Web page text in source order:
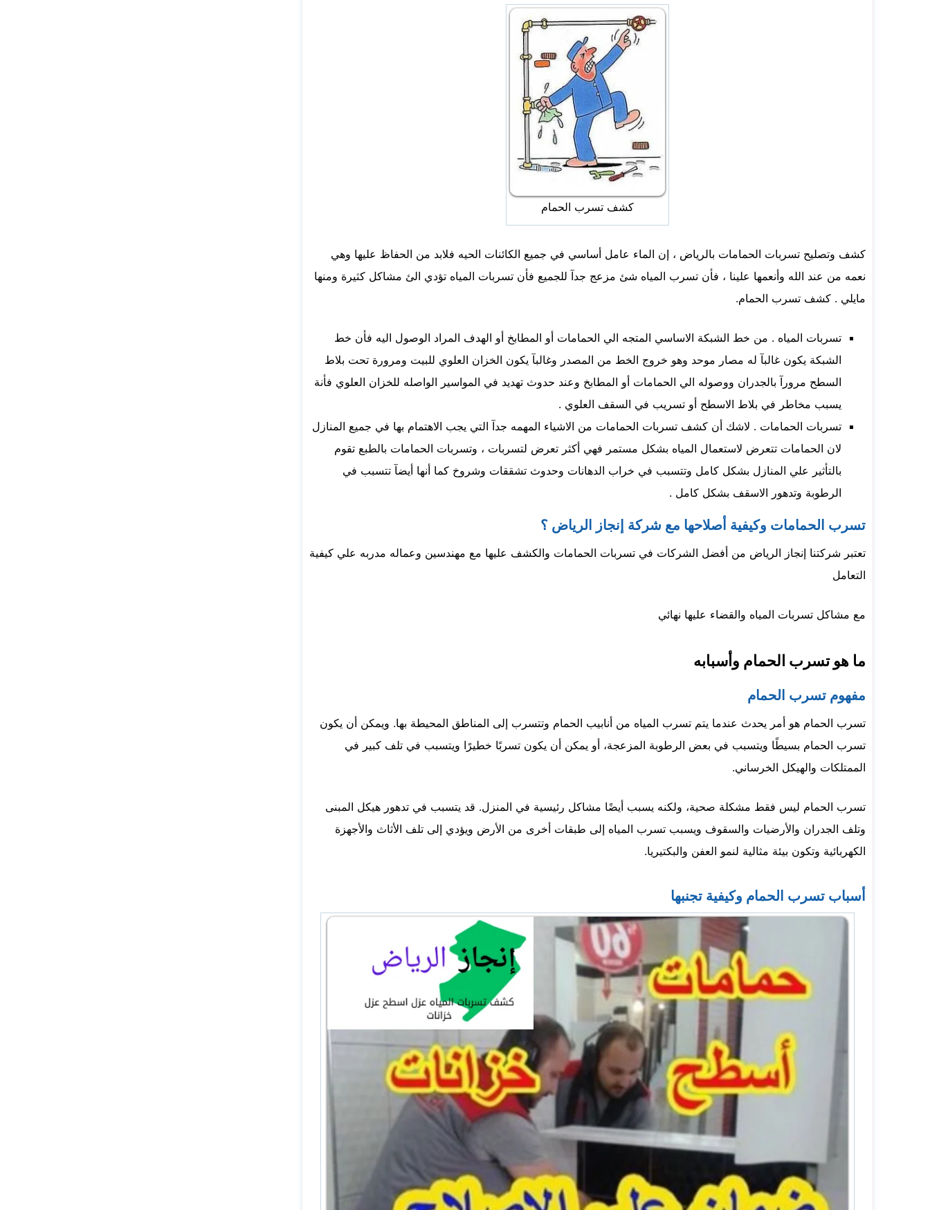
كشف تسرب الحمام
كشف وتصليح تسربات الحمامات بالرياض ، إن الماء عامل أساسي في جميع الكائنات الحيه فلابد من الحفاظ عليها وهي
نعمه من عند الله وأنعمها علينا ، فأن تسرب المياه شئ مزعج جدآ للجميع فأن تسربات المياه تؤدي الئ مشاكل كثيرة ومنها
مايلي . كشف تسرب الحمام.
تسربات المياه . من خط الشبكة الاساسي المتجه الي الحمامات أو المطابخ أو الهدف المراد الوصول اليه فأن خط
الشبكة يكون غالبآ له مصار موحد وهو خروج الخط من المصدر وغالبآ يكون الخزان العلوي للبيت ومرورة تحت بلاط
السطح مرورآ بالجدران ووصوله الي الحمامات أو المطابخ وعند حدوث تهديد في المواسير الواصله للخزان العلوي فأنة
يسبب مخاطر في بلاط الاسطح أو تسريب في السقف العلوي .
تسربات الحمامات . لاشك أن كشف تسربات الحمامات من الاشياء المهمه جدآ التي يجب الاهتمام بها في جميع المنازل
لان الحمامات تتعرض لاستعمال المياه بشكل مستمر فهي أكثر تعرض لتسربات ، وتسربات الحمامات بالطبع تقوم
بالتأثير علي المنازل بشكل كامل وتتسبب في خراب الدهانات وحدوث تشققات وشروخ كما أنها أيضآ تتسبب في
الرطوبة وتدهور الاسقف بشكل كامل .
تسرب الحمامات وكيفية أصلاحها مع شركة إنجاز الرياض ؟
تعتبر شركتنا إنجاز الرياض من أفضل الشركات في تسربات الحمامات والكشف عليها مع مهندسين وعماله مدربه علي كيفية
التعامل
مع مشاكل تسربات المياه والقضاء عليها نهائي
ما هو تسرب الحمام وأسبابه
مفهوم تسرب الحمام
تسرب الحمام هو أمر يحدث عندما يتم تسرب المياه من أنابيب الحمام وتتسرب إلى المناطق المحيطة بها. ويمكن أن يكون
تسرب الحمام بسيطًا ويتسبب في بعض الرطوبة المزعجة، أو يمكن أن يكون تسربًا خطيرًا ويتسبب في تلف كبير في
الممتلكات والهيكل الخرساني.
تسرب الحمام ليس فقط مشكلة صحية، ولكنه يسبب أيضًا مشاكل رئيسية في المنزل. قد يتسبب في تدهور هيكل المبنى
وتلف الجدران والأرضيات والسقوف ويسبب تسرب المياه إلى طبقات أخرى من الأرض ويؤدي إلى تلف الأثاث والأجهزة
الكهربائية وتكون بيئة مثالية لنمو العفن والبكتيريا.
أسباب تسرب الحمام وكيفية تجنبها